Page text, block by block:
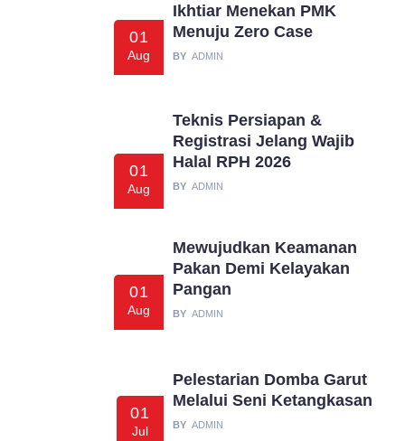
01
Aug
Ikhtiar Menekan PMK
Menuju Zero Case
BY ADMIN
01
Aug
Teknis Persiapan &
Registrasi Jelang Wajib
Halal RPH 2026
BY ADMIN
01
Aug
Mewujudkan Keamanan
Pakan Demi Kelayakan
Pangan
BY ADMIN
01
Jul
Pelestarian Domba Garut
Melalui Seni Ketangkasan
BY ADMIN